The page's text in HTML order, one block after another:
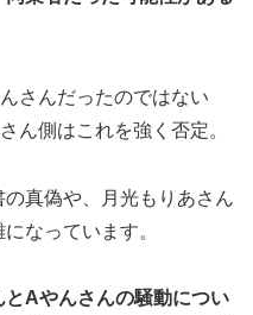
さんだったのではない
ん側はこれを強く否定。
真偽や、月光もりあさん
なっています。
とAやんさんの騒動につい